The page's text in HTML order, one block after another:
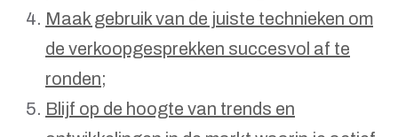
Maak gebruik van de juiste technieken om
de verkoopgesprekken succesvol af te
ronden;
Blijf op de hoogte van trends en